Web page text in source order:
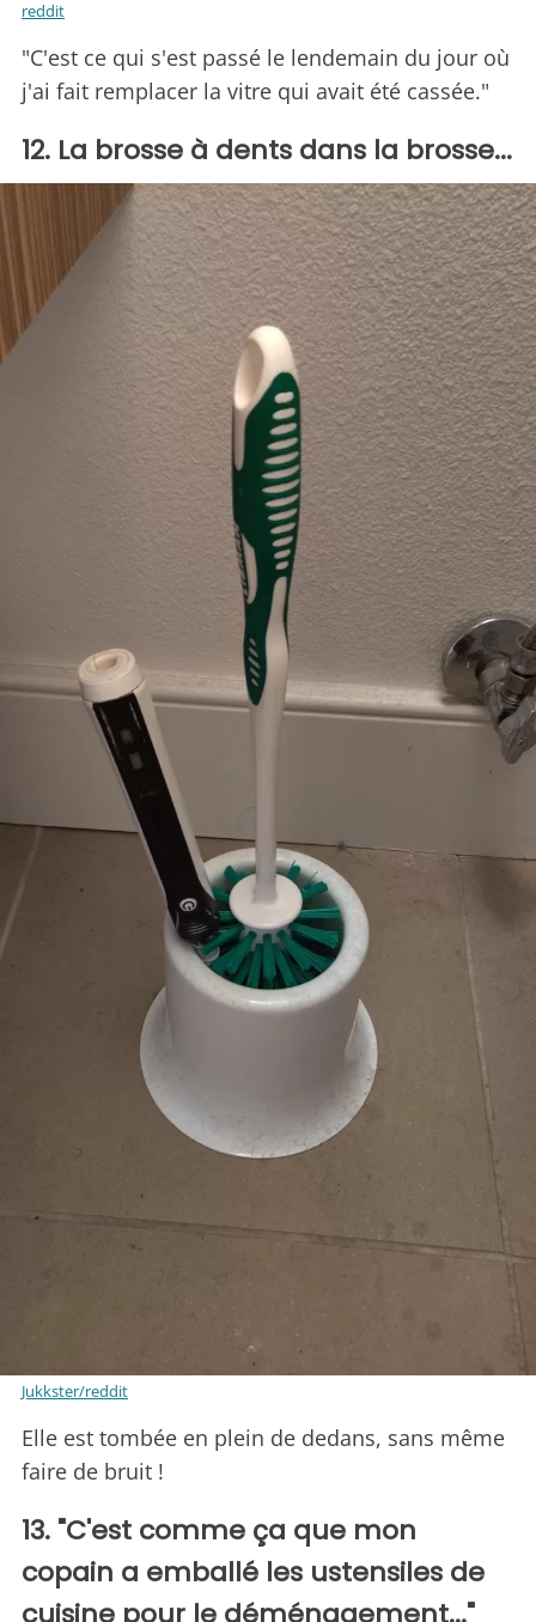
reddit
"C'est ce qui s'est passé le lendemain du jour où
j'ai fait remplacer la vitre qui avait été cassée."
12. La brosse à dents dans la brosse...
Jukkster/reddit
Elle est tombée en plein de dedans, sans même
faire de bruit !
13. "C'est comme ça que mon
copain a emballé les ustensiles de
cuisine pour le déménagement..."